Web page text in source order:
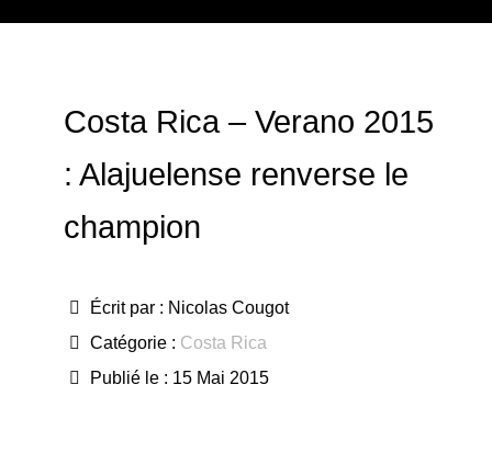
Costa Rica – Verano 2015
: Alajuelense renverse le
champion
Écrit par : Nicolas Cougot
Catégorie : Costa Rica
Publié le : 15 Mai 2015